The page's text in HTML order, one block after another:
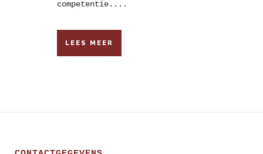
competentie....
LEES MEER